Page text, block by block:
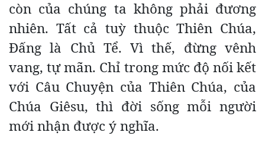
còn của chúng ta không phải đương
nhiên. Tất cả tuỳ thuộc Thiên Chúa,
Đấng là Chủ Tể. Vì thế, đừng vênh
vang, tự mãn. Chỉ trong mức độ nối kết
với Câu Chuyện của Thiên Chúa, của
Chúa Giêsu, thì đời sống mỗi người
mới nhận được ý nghĩa.